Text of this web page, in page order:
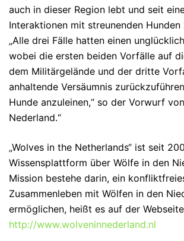
auch in dieser Region lebt und seit
Interaktionen mit streunenden Hunden
„Alle drei Fälle hatten einen
wobei die ersten beiden Vorfälle auf
dem Militärgelände und der dritte
anhaltende Versäumnis
Hunde anzuleinen,“ so der Vorwurf
Nederland.“
„Wolves in the Netherlands“ ist seit
Wissensplattform über Wölfe in den
Mission bestehe darin, ein
Zusammenleben mit Wölfen in den
ermöglichen, heißt es auf der
http://www.wolveninnederland.nl